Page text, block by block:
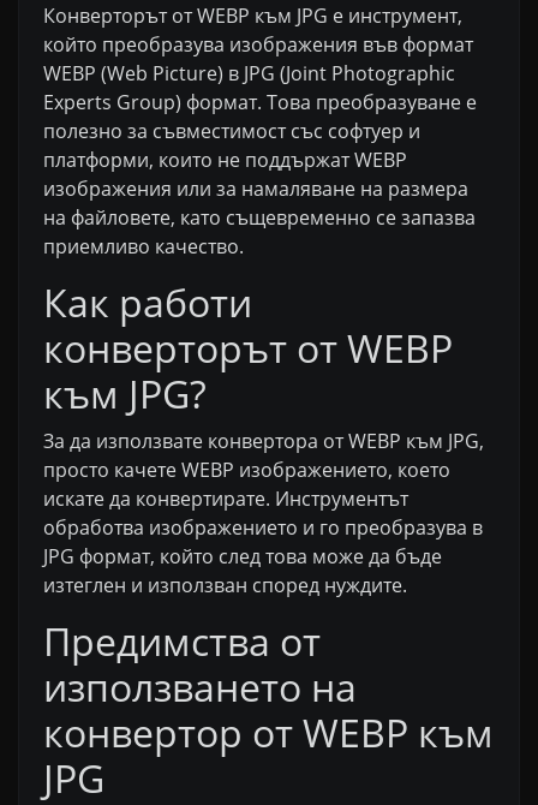
Конверторът от WEBP към JPG е инструмент,
който преобразува изображения във формат
WEBP (Web Picture) в JPG (Joint Photographic
Experts Group) формат. Това преобразуване е
полезно за съвместимост със софтуер и
платформи, които не поддържат WEBP
изображения или за намаляване на размера
на файловете, като същевременно се запазва
приемливо качество.
Как работи
конверторът от WEBP
към JPG?
За да използвате конвертора от WEBP към JPG,
просто качете WEBP изображението, което
искате да конвертирате. Инструментът
обработва изображението и го преобразува в
JPG формат, който след това може да бъде
изтеглен и използван според нуждите.
Предимства от
използването на
конвертор от WEBP към
JPG